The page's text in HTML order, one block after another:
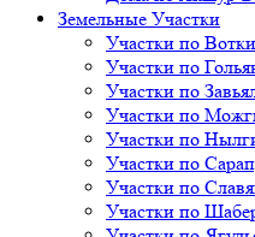
Земельные Участки
Участки по
Участки по
Участки по
Участки по
Участки по
Участки по
Участки по
Участки по